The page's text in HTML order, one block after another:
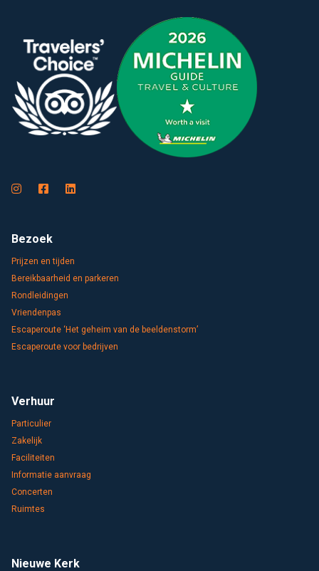
Bezoek
Prijzen en tijden
Bereikbaarheid en parkeren
Rondleidingen
Vriendenpas
Escaperoute ‘Het geheim van de beeldenstorm’
Escaperoute voor bedrijven
Verhuur
Particulier
Zakelijk
Faciliteiten
Informatie aanvraag
Concerten
Ruimtes
Nieuwe Kerk